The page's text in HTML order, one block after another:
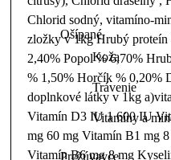
Ošípané
Koža
Trávenie
Vitamíny a
Prežúvavce
Chlorid sodný, vitamíno-
zložky v 1kg Hrubý
2,40% Popol % 6,70%
% 1,50% Horčík % 0,20%
doplnkové látky v 1kg
Vitamín D3 IU 1 600 IU
mg 60 mg Vitamín B1 mg
Vitamín B6 mg 8 mg